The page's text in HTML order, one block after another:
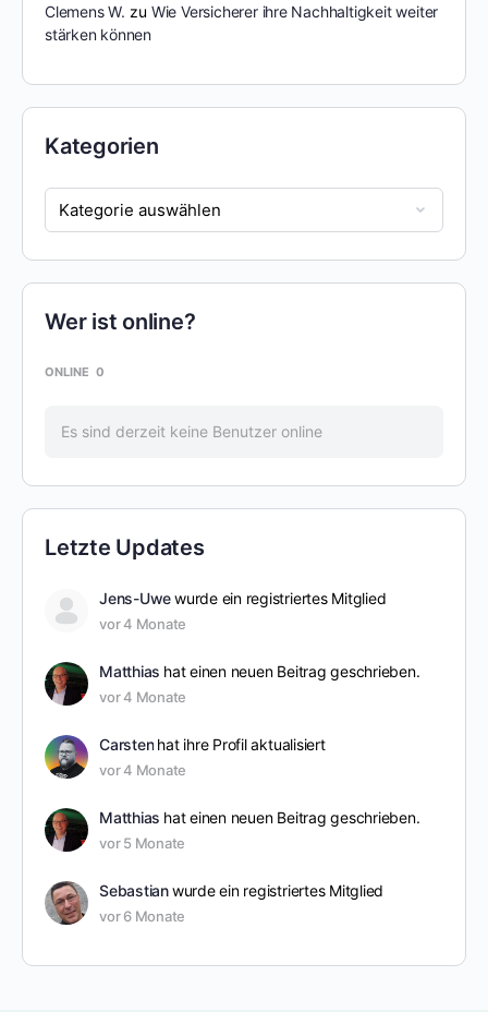
Clemens W. zu Wie Versicherer ihre Nachhaltigkeit weiter
stärken können
Kategorien
Wer ist online?
ONLINE 0
Es sind derzeit keine Benutzer online
Letzte Updates
Jens-Uwewurde ein registriertes Mitglied
vor 4 Monate
Matthias hat einen neuen Beitrag geschrieben.
vor 4 Monate
Carsten hat ihre Profil aktualisiert
vor 4 Monate
Matthias hat einen neuen Beitrag geschrieben.
vor 5 Monate
Sebastianwurde ein registriertes Mitglied
vor 6 Monate